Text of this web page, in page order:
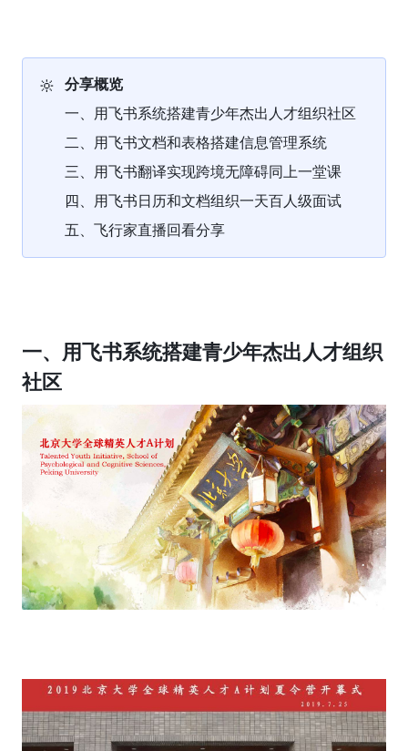
🔆
分享概览
一、用飞书系统搭建青少年杰出人才组织社区
二、用飞书文档和表格搭建信息管理系统
三、用飞书翻译实现跨境无障碍同上一堂课
四、用飞书日历和文档组织一天百人级面试
五、飞行家直播回看分享
一、用飞书系统搭建青少年杰出人才组织
社区